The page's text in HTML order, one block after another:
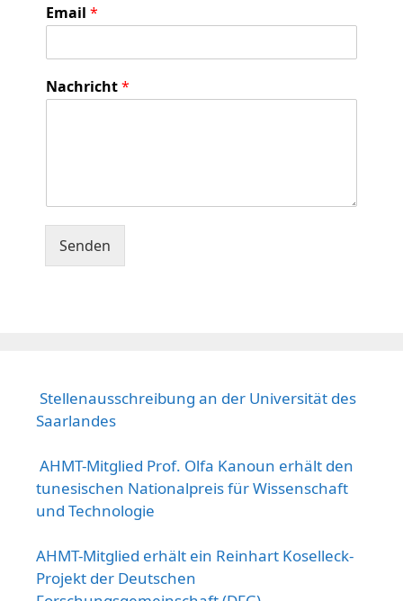
Email *
Nachricht*
Senden
Stellenausschreibung an der Universität des
Saarlandes
AHMT-Mitglied Prof. Olfa Kanoun erhält den
tunesischen Nationalpreis für Wissenschaft
und Technologie
AHMT-Mitglied erhält ein Reinhart Koselleck-
Projekt der Deutschen